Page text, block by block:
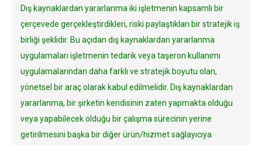
Dış kaynaklardan yararlanma iki işletmenin kapsamlı bir
çerçevede gerçekleştirdikleri, riski paylaştıkları bir stratejik iş
birliği şeklidir. Bu açıdan dış kaynaklardan yararlanma
uygulamaları işletmenin tedarik veya taşeron kullanımı
uygulamalarından daha farklı ve stratejik boyutu olan,
yönetsel bir araç olarak kabul edilmelidir. Dış kaynaklardan
yararlanma, bir şirketin kendisinin zaten yapmakta olduğu
veya yapabilecek olduğu bir çalışma sürecinin yerine
getirilmesini başka bir diğer ürün/hizmet sağlayıcıya